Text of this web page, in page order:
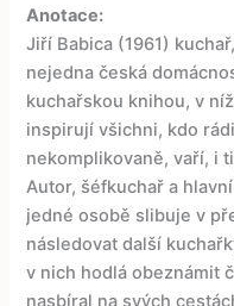
Anotace:
Jiří Babica (1961)
nejedna česká
kuchařskou knihou, v
inspirují všichni, kdo
nekomplikovaně, vaří, i
Autor, šéfkuchař a
jedné osobě slibuje v
následovat další
v nich hodlá obeznámit
nasbíral na svých